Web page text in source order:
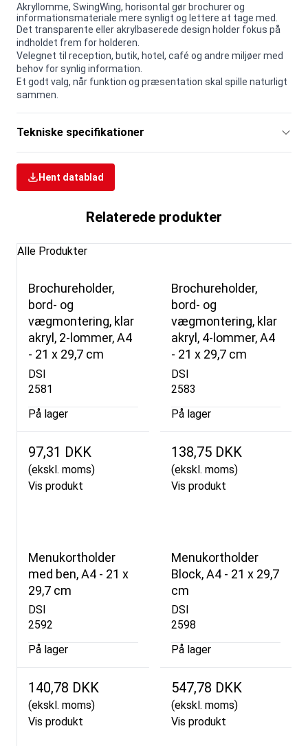
Akryllomme, SwingWing, horisontal gør brochurer og
informationsmateriale mere synligt og lettere at tage med.
Det transparente eller akrylbaserede design holder fokus på
indholdet frem for holderen.
Velegnet til reception, butik, hotel, café og andre miljøer med
behov for synlig information.
Et godt valg, når funktion og præsentation skal spille naturligt
sammen.
Tekniske specifikationer
Hent datablad
Relaterede produkter
Alle Produkter
Brochureholder,
bord- og
vægmontering, klar
akryl, 2-lommer, A4
- 21 x 29,7 cm
DSI
2581
På lager
97,31 DKK
(ekskl. moms)
Vis produkt
Brochureholder,
bord- og
vægmontering, klar
akryl, 4-lommer, A4
- 21 x 29,7 cm
DSI
2583
På lager
138,75 DKK
(ekskl. moms)
Vis produkt
Menukortholder
med ben, A4 - 21 x
29,7 cm
DSI
2592
På lager
140,78 DKK
(ekskl. moms)
Vis produkt
Menukortholder
Block, A4 - 21 x 29,7
cm
DSI
2598
På lager
547,78 DKK
(ekskl. moms)
Vis produkt